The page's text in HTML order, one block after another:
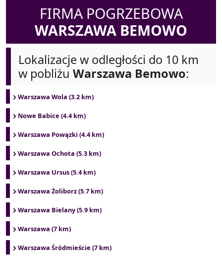
FIRMA POGRZEBOWA
WARSZAWA BEMOWO
Lokalizacje w odległości do 10 km
w pobliżu Warszawa Bemowo:
Warszawa Wola (3.2 km)
Nowe Babice (4.4 km)
Warszawa Powązki (4.4 km)
Warszawa Ochota (5.3 km)
Warszawa Ursus (5.4 km)
Warszawa Żoliborz (5.7 km)
Warszawa Bielany (5.9 km)
Warszawa (7 km)
Warszawa Śródmieście (7 km)